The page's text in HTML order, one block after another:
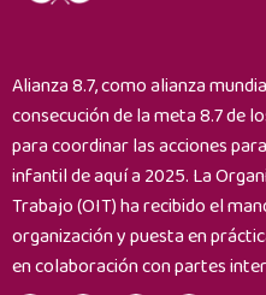
Alianza 8.7, como alianza
consecución de la meta 8.7 de
para coordinar las acciones
infantil de aquí a 2025. La
Trabajo (OIT) ha recibido el
organización y puesta en
en colaboración con partes